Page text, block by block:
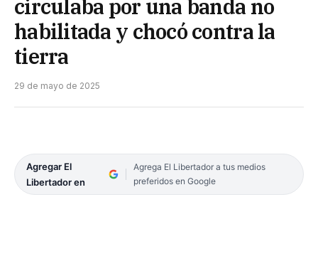
circulaba por una banda no
habilitada y chocó contra la
tierra
29 de mayo de 2025
Agregar El
Libertador en
Agrega El Libertador a tus medios
preferidos en Google